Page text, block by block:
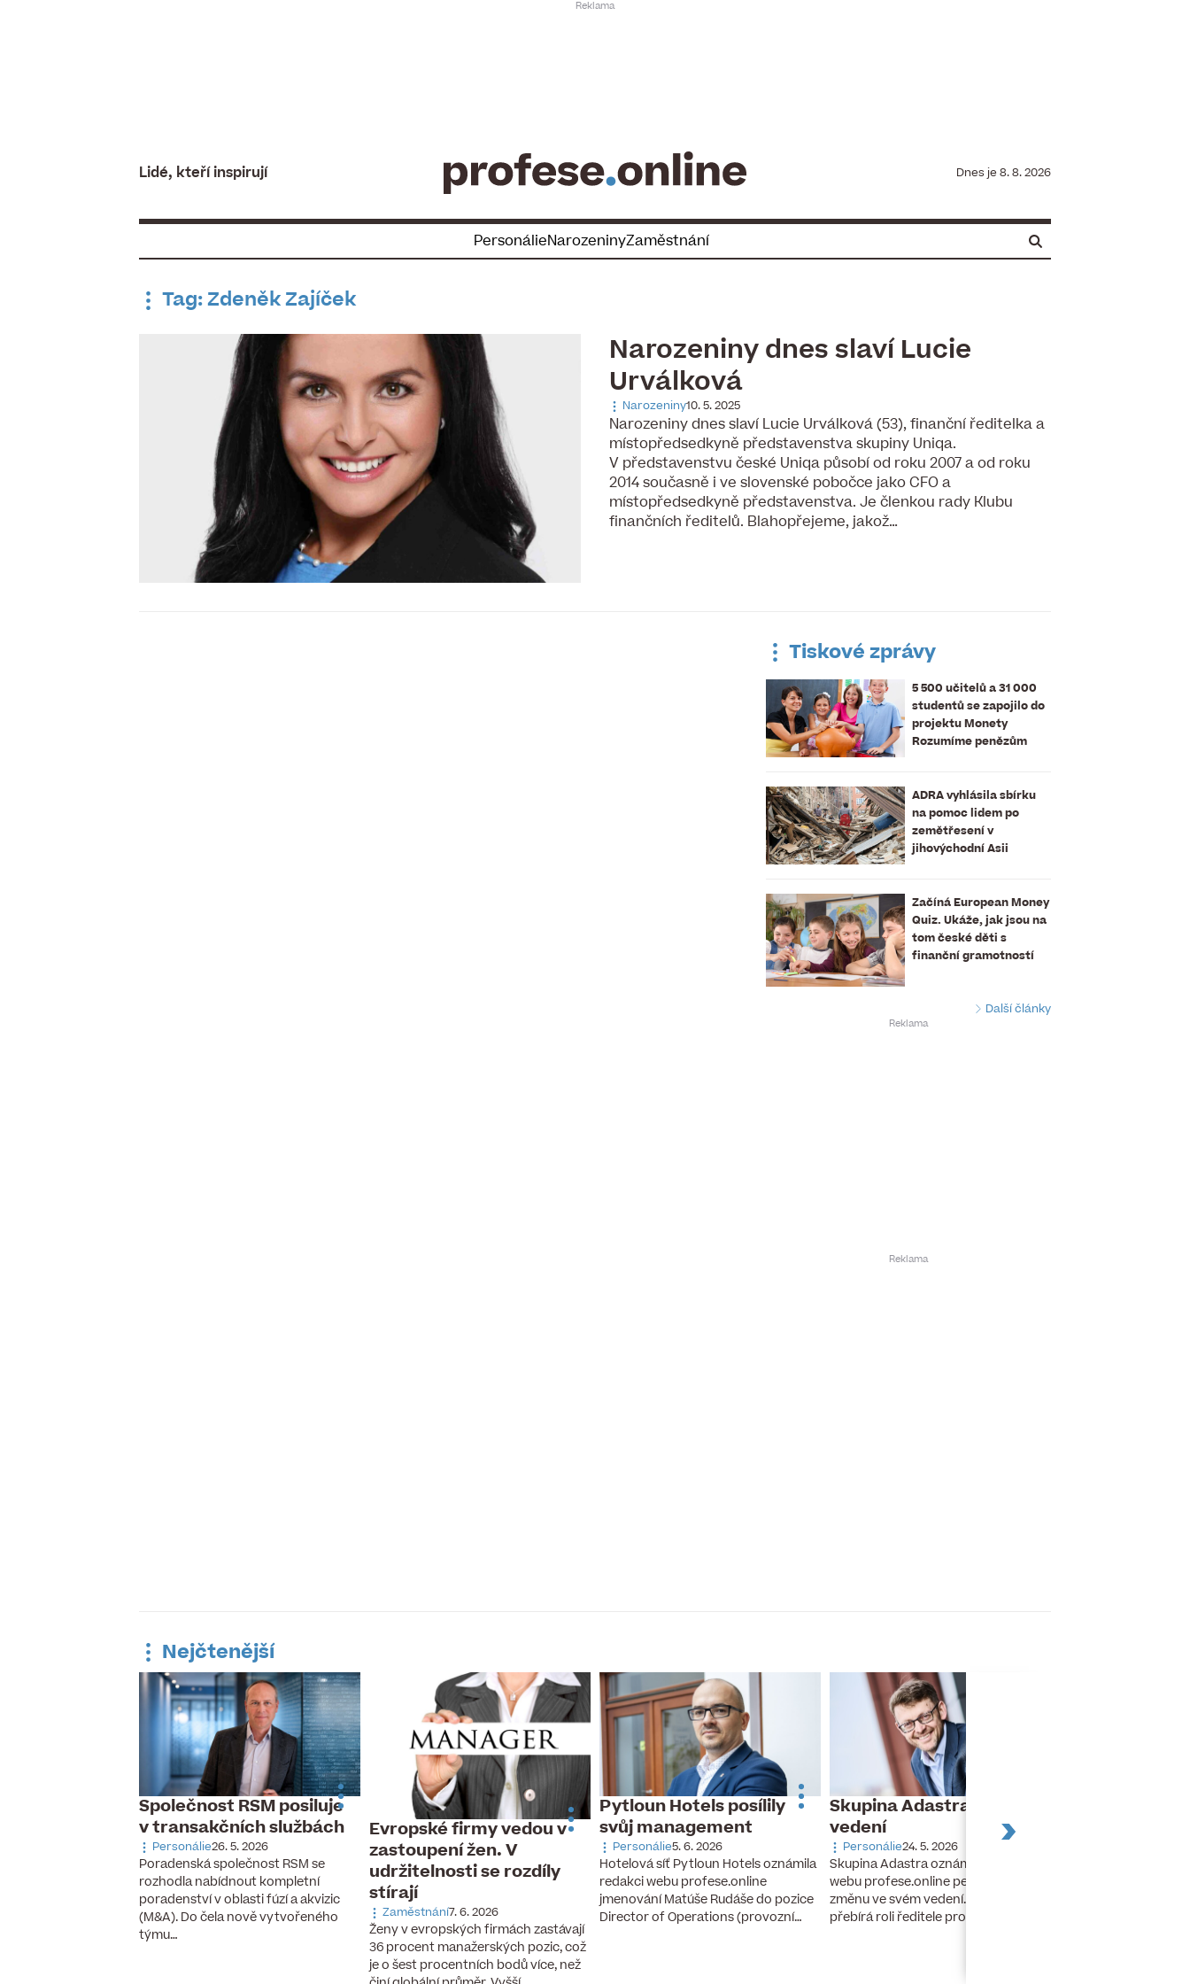
Lidé, kteří inspirují Dnes je 8. 8. 2026
PersonálieNarozeninyZaměstnání
Tag: Zdeněk Zajíček
Narozeniny dnes slaví ​Lucie
Urválková
Narozeniny10. 5. 2025
Narozeniny dnes slaví ​Lucie Urválková (53), finanční ředitelka a
místopředsedkyně představenstva skupiny Uniqa.
V představenstvu české Uniqa působí od roku 2007 a od roku
2014 současně i ve slovenské pobočce jako CFO a
místopředsedkyně představenstva. Je členkou rady Klubu
finančních ředitelů. Blahopřejeme, jakož…
Tiskové zprávy
5 500 učitelů a 31 000
studentů se zapojilo do
projektu Monety
Rozumíme penězům
ADRA vyhlásila sbírku
na pomoc lidem po
zemětřesení v
jihovýchodní Asii
Začíná European Money
Quiz. Ukáže, jak jsou na
tom české děti s
finanční gramotností
Další články
Nejčtenější
Společnost RSM posiluje
v transakčních službách
Personálie26. 5. 2026
Poradenská společnost RSM se
rozhodla nabídnout kompletní
poradenství v oblasti fúzí a akvizic
(M&A). Do čela nově vytvořeného
týmu…
Evropské firmy vedou v
zastoupení žen. V
udržitelnosti se rozdíly
stírají
Zaměstnání7. 6. 2026
Ženy v evropských firmách zastávají
36 procent manažerských pozic, což
je o šest procentních bodů více, než
Pytloun Hotels posílily
svůj management
Personálie5. 6. 2026
Hotelová síť Pytloun Hotels oznámila
redakci webu profese.online
jmenování Matúše Rudáše do pozice
Director of Operations (provozní…
Skupina Adastra mění své
vedení
Personálie24. 5. 2026
Skupina Adastra oznámila redakci
webu profese.online personální
změnu ve svém vedení. Petr Zelenka
přebírá roli ředitele pro umělou…